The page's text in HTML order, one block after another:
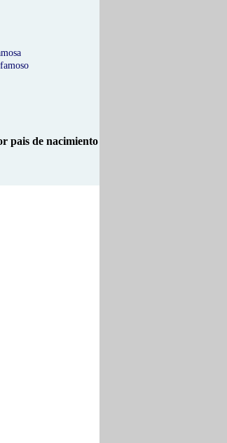
pais de nacimiento